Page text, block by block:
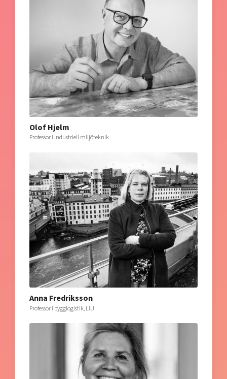
Olof Hjelm
Professor i Industriell miljöteknik
Anna Fredriksson
Professor i bygglogistik, LiU